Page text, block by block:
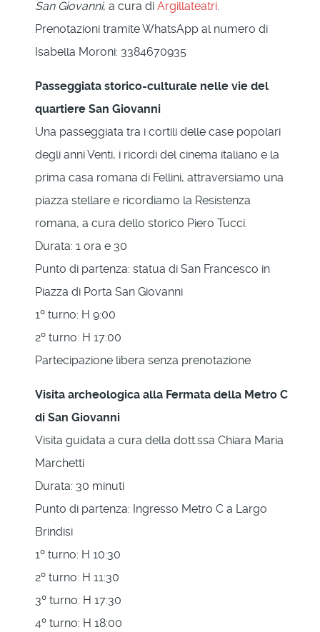
San Giovanni, a cura di Argillateatri.
Prenotazioni tramite WhatsApp al numero di
Isabella Moroni: 3384670935
Passeggiata storico-culturale nelle vie del
quartiere San Giovanni
Una passeggiata tra i cortili delle case popolari
degli anni Venti, i ricordi del cinema italiano e la
prima casa romana di Fellini, attraversiamo una
piazza stellare e ricordiamo la Resistenza
romana, a cura dello storico Piero Tucci.
Durata: 1 ora e 30
Punto di partenza: statua di San Francesco in
Piazza di Porta San Giovanni
1º turno: H 9:00
2º turno: H 17:00
Partecipazione libera senza prenotazione
Visita archeologica alla Fermata della Metro C
di San Giovanni
Visita guidata a cura della dott.ssa Chiara Maria
Marchetti
Durata: 30 minuti
Punto di partenza: Ingresso Metro C a Largo
Brindisi
1º turno: H 10:30
2º turno: H 11:30
3º turno: H 17:30
4º turno: H 18:00